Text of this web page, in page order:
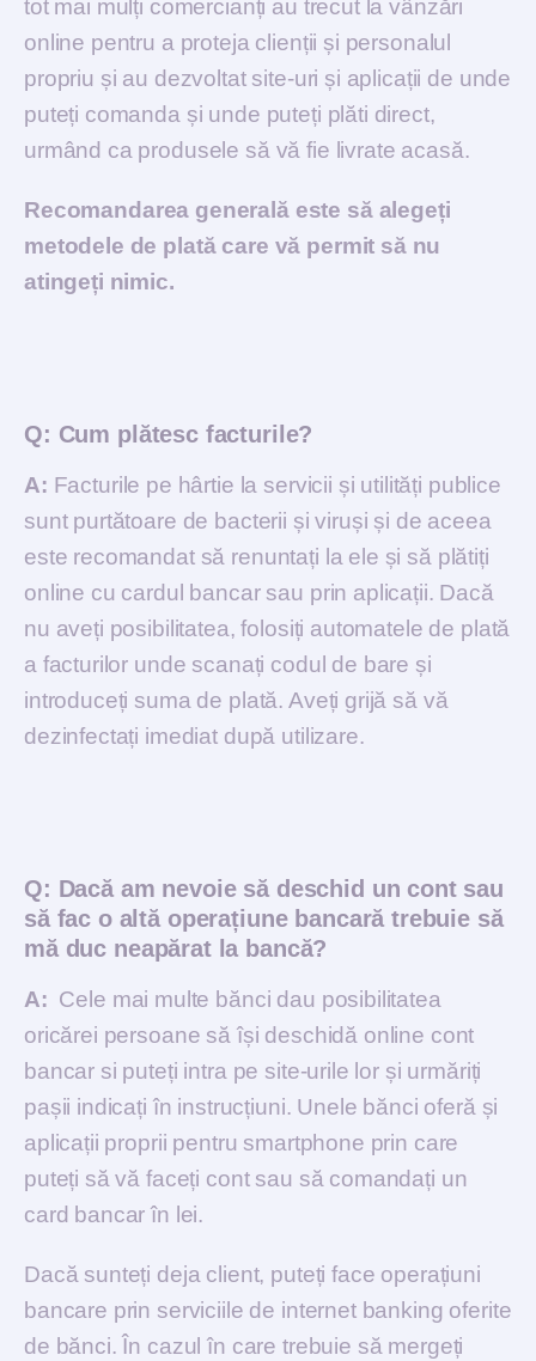
tot mai mulți comercianți au trecut la vânzări
online pentru a proteja clienții și personalul
propriu și au dezvoltat site-uri și aplicații de unde
puteți comanda și unde puteți plăti direct,
urmând ca produsele să vă fie livrate acasă.
Recomandarea generală este să alegeți
metodele de plată care vă permit să nu
atingeți nimic.
Q: Cum plătesc facturile?
A: Facturile pe hârtie la servicii și utilități publice
sunt purtătoare de bacterii și viruși și de aceea
este recomandat să renuntați la ele și să plătiți
online cu cardul bancar sau prin aplicații. Dacă
nu aveți posibilitatea, folosiți automatele de plată
a facturilor unde scanați codul de bare și
introduceți suma de plată. Aveți grijă să vă
dezinfectați imediat după utilizare.
Q: Dacă am nevoie să deschid un cont sau
să fac o altă operațiune bancară trebuie să
mă duc neapărat la bancă?
A: Cele mai multe bănci dau posibilitatea
oricărei persoane să își deschidă online cont
bancar si puteți intra pe site-urile lor și urmăriți
pașii indicați în instrucțiuni. Unele bănci oferă și
aplicații proprii pentru smartphone prin care
puteți să vă faceți cont sau să comandați un
card bancar în lei.
Dacă sunteți deja client, puteți face operațiuni
bancare prin serviciile de internet banking oferite
de bănci. În cazul în care trebuie să mergeți